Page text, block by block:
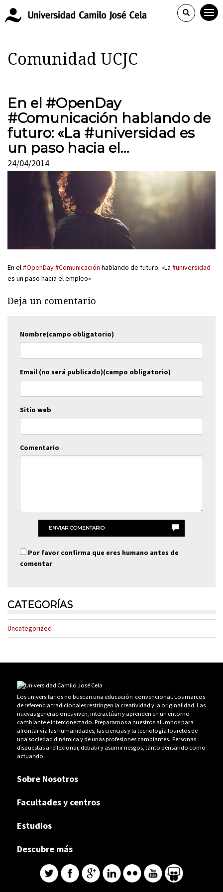
Comunidad UCJC
En el #OpenDay
#Comunicación hablando de
futuro: «La #universidad es
un paso hacia el…
24/04/2014
En el #OpenDay#Comunicación hablando de futuro: «La #universidad
es un paso hacia el empleo»
Deja un comentario
Nombre(campo obligatorio)
Email (no será publicado)(campo obligatorio)
Sitio web
Comentario
ENVIAR COMENTARIO
Por favor confirma que eres humano antes de
comentar
CATEGORÍAS
Uncategorized
Los universitarios no buscan una educación convencional. Los marcos
de referencia tradicionales restringen la creatividad y la originalidad. Las
nuevas generaciones viven, interactúan y aprenden en un entorno
cambiante e interconectado. Preparamos a nuestros alumnos para
afrontar vía las humanidades, las ciencias y la tecnología los retos de
una sociedad dinámica y de unas profesiones cambiantes. Personas
dispuestas a reflexionar, debatir y asumir riesgos, tanto pensando como
actuando.
Sobre Nosotros
Facultades y centros
Estudios
Descubre más